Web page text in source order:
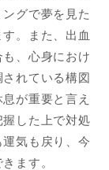
グで夢を見た
。また、出血
、心身におけ
れている構図
が重要と言え
した上で対処
気も戻り、今
ます。